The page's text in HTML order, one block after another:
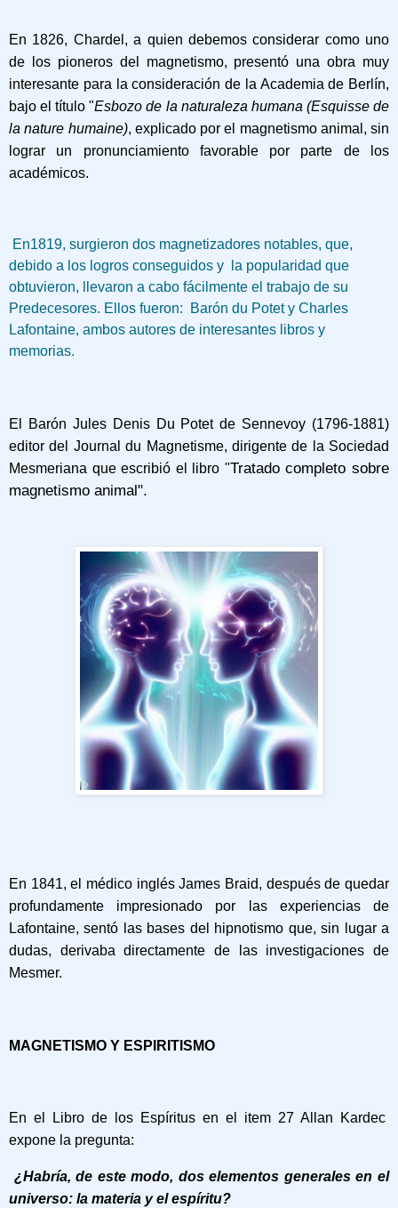
En 1826, Chardel, a quien debemos considerar como uno
de los pioneros del magnetismo, presentó una obra muy
interesante para la consideración de la Academia de Berlín,
bajo el título"Esbozo de la naturaleza humana (Esquisse de
la nature humaine), explicado por el magnetismo animal , sin
lograr un pronunciamiento favorable por parte de los
académicos.
En1819, surgieron dos magnetizadores notables, que,
debido a los logros conseguidos y
la popularidad que
obtuvieron, llevaron a cabo fácilmente el trabajo de su
Predecesores. Ellos fueron: Barón du Potet y Charles
Lafontaine, ambos autores de interesantes libros y
memorias.
El Barón Jules Denis Du Potet de Sennevoy (1796-1881)
editor del Journal du Magnetisme, dirigente de la Sociedad
Mesmeriana que escribió el libro "Tratado completo sobre
magnetismo animal".
En 1841, el médico inglés James Braid, después de quedar
profundamente impresionado por las experiencias de
Lafontaine, sentó las bases del hipnotismo que, sin lugar a
dudas, derivaba directamente de las investigaciones de
Mesmer.
MAGNETISMO Y ESPIRITISMO
En el Libro de los Espíritus en el item 27 Allan Kardec
expone la pregunta:
¿Habría, de este modo, dos elementos generales en el
universo: la materia y el espíritu?